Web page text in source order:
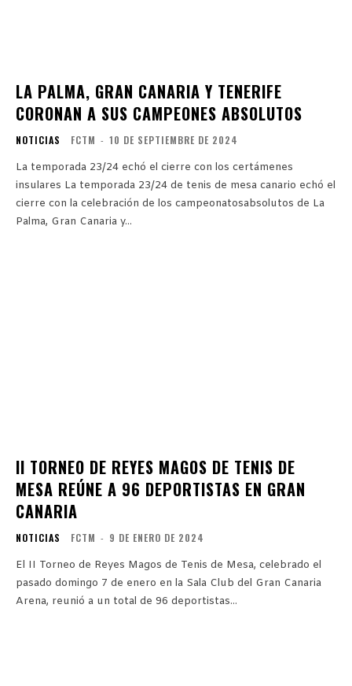
LA PALMA, GRAN CANARIA Y TENERIFE
CORONAN A SUS CAMPEONES ABSOLUTOS
NOTICIAS FCTM - 10 DE SEPTIEMBRE DE 2024
La temporada 23/24 echó el cierre con los certámenes
insulares La temporada 23/24 de tenis de mesa canario echó el
cierre con la celebración de los campeonatosabsolutos de La
Palma, Gran Canaria y...
II TORNEO DE REYES MAGOS DE TENIS DE
MESA REÚNE A 96 DEPORTISTAS EN GRAN
CANARIA
NOTICIAS FCTM - 9 DE ENERO DE 2024
El II Torneo de Reyes Magos de Tenis de Mesa, celebrado el
pasado domingo 7 de enero en la Sala Club del Gran Canaria
Arena, reunió a un total de 96 deportistas...